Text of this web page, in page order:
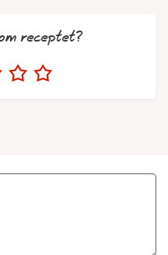
receptet?